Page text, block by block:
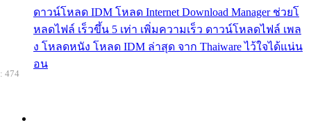
ดาวน์โหลด IDM โหลด Internet Download Manager ช่วยโ
หลดไฟล์ เร็วขึ้น 5 เท่า เพิ่มความเร็ว ดาวน์โหลดไฟล์ เพล
ง โหลดหนัง โหลด IDM ล่าสุด จาก Thaiware ไว้ใจได้แน่น
อน
474